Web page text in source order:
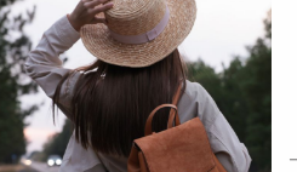
Mention légales
Politique de livraison
Politique de retour
Politique de confidentialité